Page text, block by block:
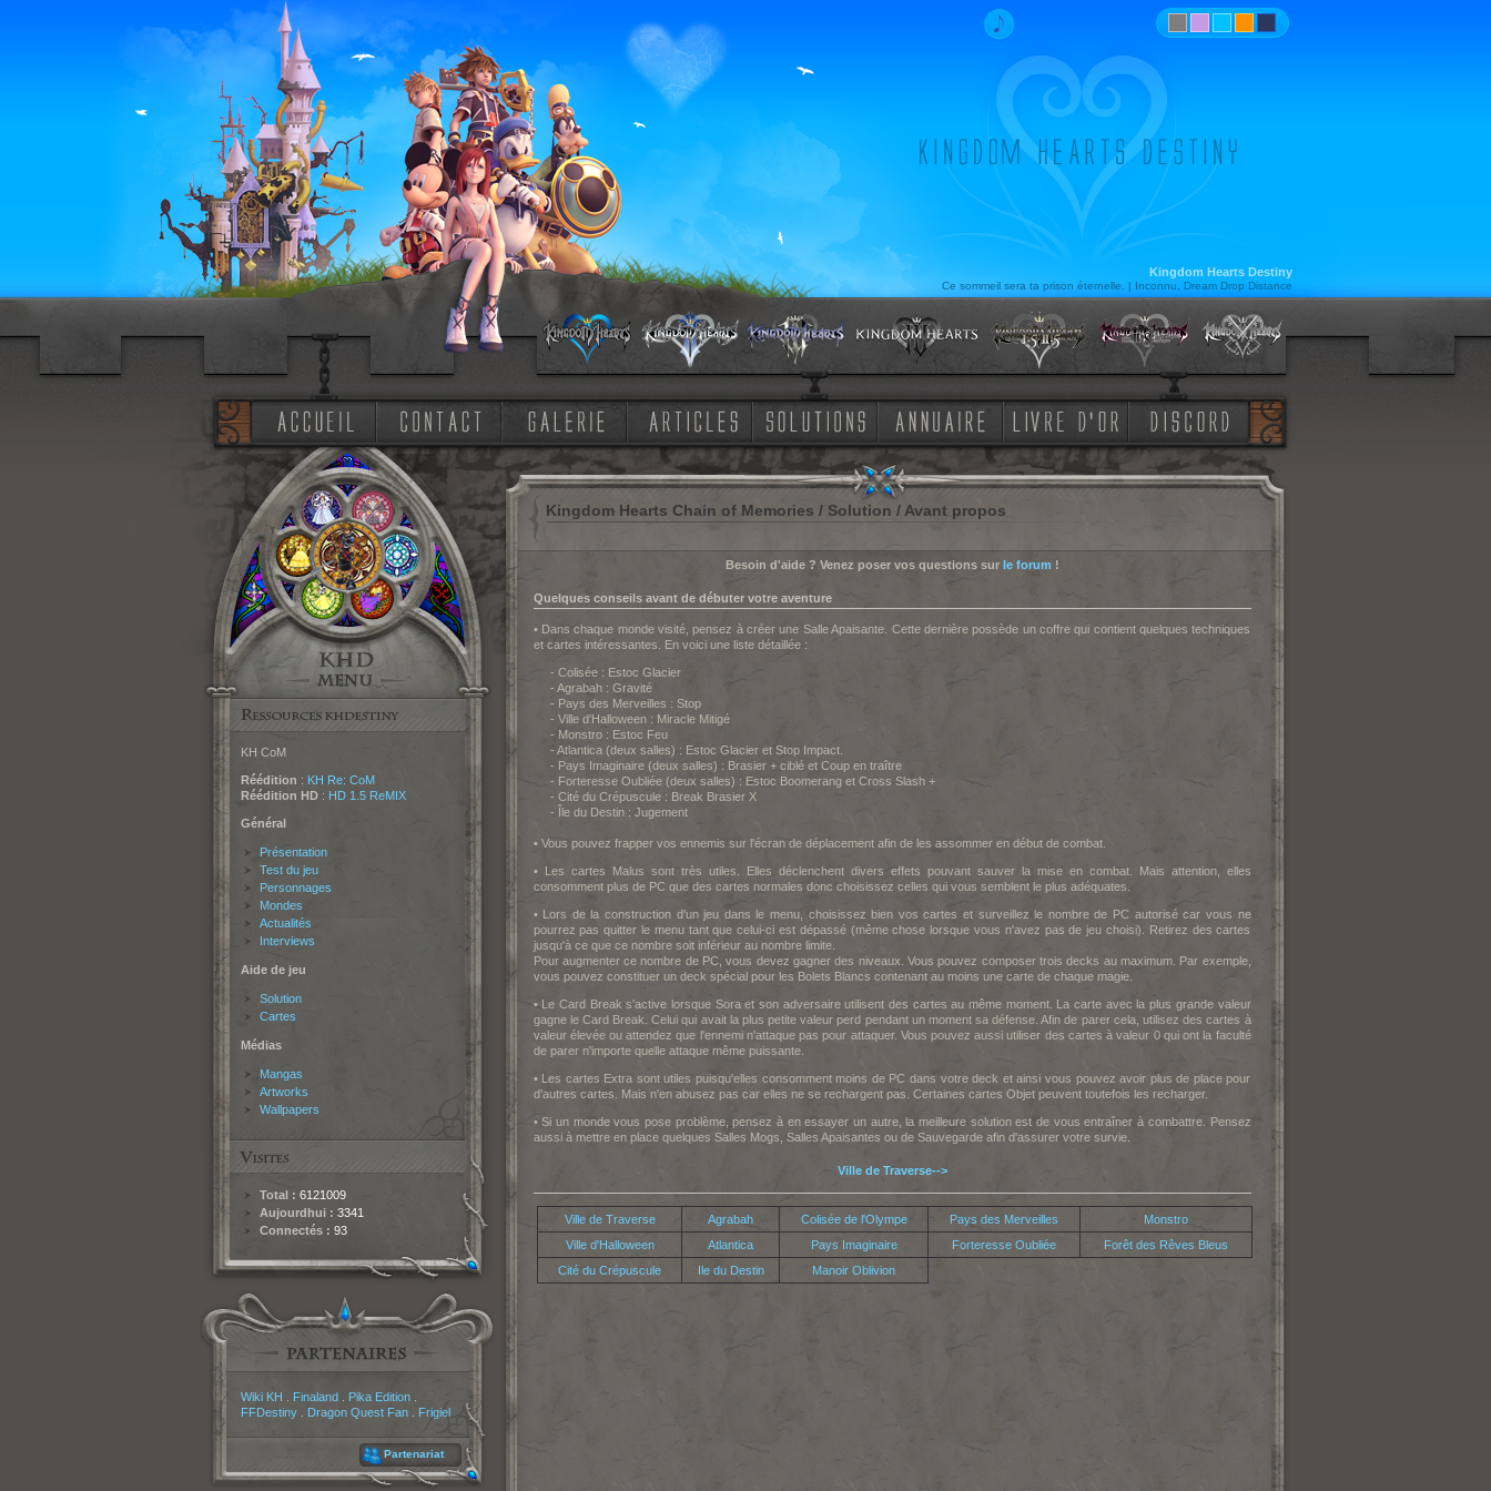
Kingdom Hearts Destiny
Ce sommeil sera ta prison éternelle. | Inconnu, Dream Drop Distance
KH CoM
Réédition : KH Re: CoM
Réédition HD: HD 1.5 ReMIX
Général
Présentation
Test du jeu
Personnages
Mondes
Actualités
Interviews
Aide de jeu
Solution
Cartes
Médias
Mangas
Artworks
Wallpapers
Total : 6121009
Aujourdhui : 3341
Connectés : 93
Wiki KH Finaland. Pika Edition.
FFDestiny. Dragon Quest Fan. Frigiel
Partenariat
Kingdom Hearts Chain of Memories / Solution / Avant propos
Besoin d'aide ? Venez poser vos questions sur le forum !
Quelques conseils avant de débuter votre aventure
• Dans chaque monde visité, pensez à créer une Salle Apaisante. Cette dernière possède un coffre qui contient quelques techniques
et cartes intéressantes. En voici une liste détaillée :
- Colisée : Estoc Glacier
- Agrabah : Gravité
- Pays des Merveilles : Stop
- Ville d'Halloween : Miracle Mitigé
- Monstro : Estoc Feu
- Atlantica (deux salles) : Estoc Glacier et Stop Impact.
- Pays Imaginaire (deux salles) : Brasier + ciblé et Coup en traître
- Forteresse Oubliée (deux salles) : Estoc Boomerang et Cross Slash +
- Cité du Crépuscule : Break Brasier X
- Île du Destin : Jugement
• Vous pouvez frapper vos ennemis sur l'écran de déplacement afin de les assommer en début de combat.
• Les cartes Malus sont très utiles. Elles déclenchent divers effets pouvant sauver la mise en combat. Mais attention, elles
consomment plus de PC que des cartes normales donc choisissez celles qui vous semblent le plus adéquates.
• Lors de la construction d'un jeu dans le menu, choisissez bien vos cartes et surveillez le nombre de PC autorisé car vous ne
pourrez pas quitter le menu tant que celui-ci est dépassé (même chose lorsque vous n'avez pas de jeu choisi). Retirez des cartes
jusqu'à ce que ce nombre soit inférieur au nombre limite.
Pour augmenter ce nombre de PC, vous devez gagner des niveaux. Vous pouvez composer trois decks au maximum. Par exemple,
vous pouvez constituer un deck spécial pour les Bolets Blancs contenant au moins une carte de chaque magie.
• Le Card Break s'active lorsque Sora et son adversaire utilisent des cartes au même moment. La carte avec la plus grande valeur
gagne le Card Break. Celui qui avait la plus petite valeur perd pendant un moment sa défense. Afin de parer cela, utilisez des cartes à
valeur élevée ou attendez que l'ennemi n'attaque pas pour attaquer. Vous pouvez aussi utiliser des cartes à valeur 0 qui ont la faculté
de parer n'importe quelle attaque même puissante.
• Les cartes Extra sont utiles puisqu'elles consomment moins de PC dans votre deck et ainsi vous pouvez avoir plus de place pour
d'autres cartes. Mais n'en abusez pas car elles ne se rechargent pas. Certaines cartes Objet peuvent toutefois les recharger.
• Si un monde vous pose problème, pensez à en essayer un autre, la meilleure solution est de vous entraîner à combattre. Pensez
aussi à mettre en place quelques Salles Mogs, Salles Apaisantes ou de Sauvegarde afin d'assurer votre survie.
Ville de Traverse-->
Ville de Traverse Agrabah Colisée de l'Olympe Pays des Merveilles
Monstro
Ville d'Halloween
Atlantica Pays Imaginaire Forteresse Oubliée
Forêt des Rêves Bleus
Cité du Crépuscule
Ile du Destin Manoir Oblivion